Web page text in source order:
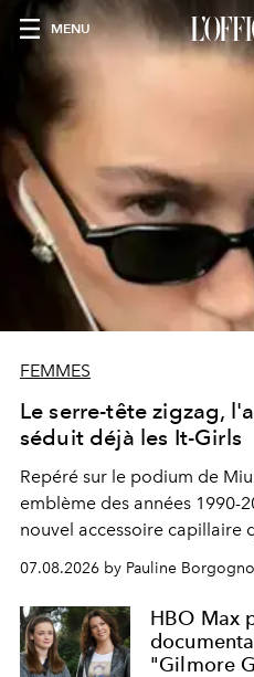
MENU
FEMMES
Le serre-tête zigzag,
séduit déjà les It-Girls
Repéré sur le podium de
emblème des années 1990-
nouvel accessoire capillaire
s'arrachent déjà.
07.08.2026 by Pauline Borgogno
HBO Max
"Gilmore